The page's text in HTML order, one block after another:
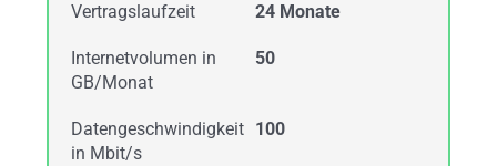
Vertragslaufzeit 24 Monate
Internetvolumen in
GB/Monat
50
Datengeschwindigkeit
in Mbit/s
100